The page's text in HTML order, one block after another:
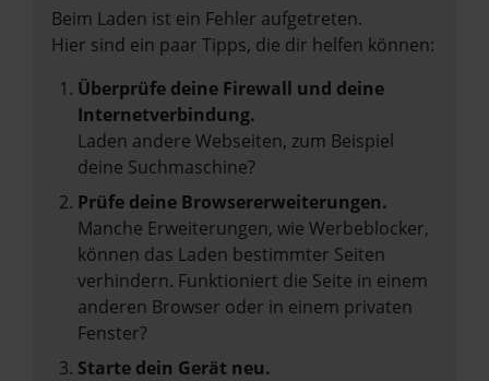
Beim Laden ist ein Fehler aufgetreten.
Hier sind ein paar Tipps, die dir helfen können:
Überprüfe deine Firewall und deine
Internetverbindung.
Laden andere Webseiten, zum Beispiel
deine Suchmaschine?
Prüfe deine Browsererweiterungen.
Manche Erweiterungen, wie Werbeblocker,
können das Laden bestimmter Seiten
verhindern. Funktioniert die Seite in einem
anderen Browser oder in einem privaten
Fenster?
Starte dein Gerät neu.